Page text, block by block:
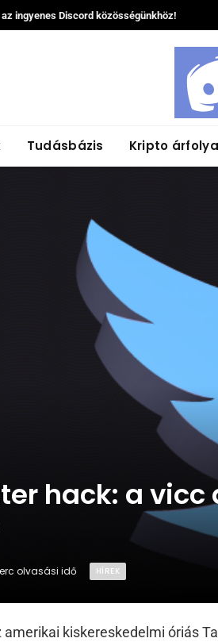
ingyenes Discord közösségünkhöz!
Tudásbázis Kripto
hack: a
olvasási idő HÍREK
kiskereskedelmi óriás